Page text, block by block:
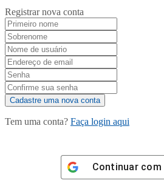
Registrar nova conta
Tem uma conta? Faça login aqui
Continuar com